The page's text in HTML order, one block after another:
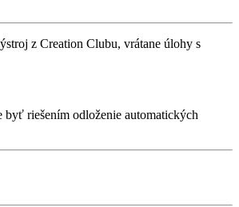
z Creation Clubu, vrátane úlohy s
byť riešením odloženie automatických